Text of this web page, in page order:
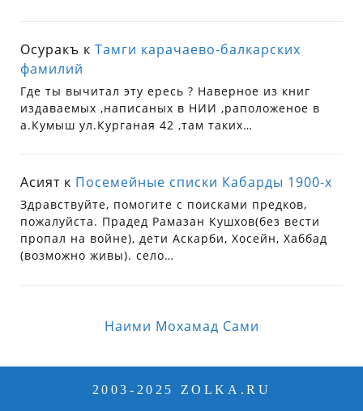
Осуракъ кТамги карачаево-балкарских
фамилий
Где ты вычитал эту ересь ? Наверное из книг
издаваемых ,написаных в НИИ ,раположеное в
а.Кумыш ул.Курганая 42 ,там таких…
Асият к Посемейные списки Кабарды 1900-х
Здравствуйте, помогите с поисками предков,
пожалуйста. Прадед Рамазан Кушхов(без вести
пропал на войне), дети Аскарби, Хосейн, Хаббад
(возможно живы). село…
Наими Мохамад Сами
2003-2025 ZOLKA.RU